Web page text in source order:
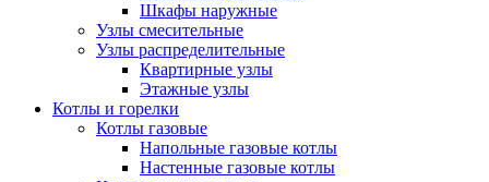
Шкафы наружные
Узлы смесительные
Узлы распределительные
Квартирные узлы
Этажные узлы
Котлы и горелки
Котлы газовые
Напольные газовые котлы
Настенные газовые котлы